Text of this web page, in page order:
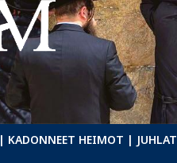
| KADONNEET HEIMOT | JUHLAT